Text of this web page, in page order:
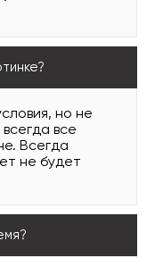
но не
все
Всегда
не будет